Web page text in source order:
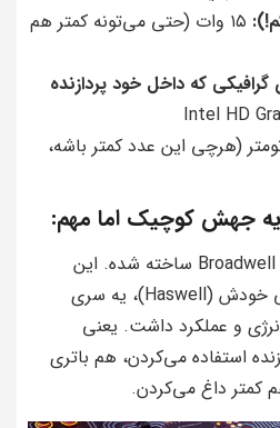
۱۵ وات (حتی می‌تونه کمتر هم
که داخل خود پردازنده
نانومتر (هرچی این عدد کمتر باشه،
i7-5600U بر پایه‌ی معماری Broadwell ساخته شده. این
معماری نسبت به نسل قبلی خودش (Haswell)، یه سری
و عملکرد داشت. یعنی
استفاده می‌کردن، هم باتری
کمتر داغ می‌کردن.